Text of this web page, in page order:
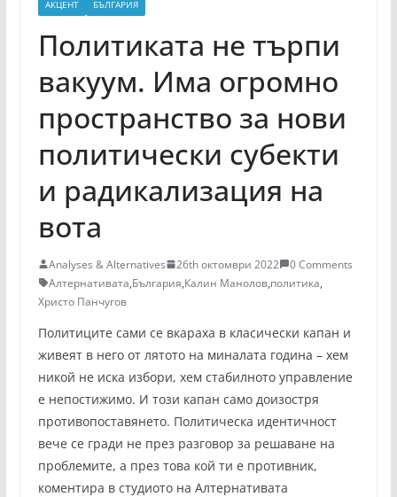
АКЦЕНТ БЪЛГАРИЯ
Политиката не търпи
вакуум. Има огромно
пространство за нови
политически субекти
и радикализация на
вота
Analyses & Alternatives 26th октомври 2022
0 Comments
Алтернативата,България,Калин Манолов,политика,
Христо Панчугов
Политиците сами се вкараха в класически капан и
живеят в него от лятото на миналата година – хем
никой не иска избори, хем стабилното управление
е непостижимо. И този капан само доизостря
противопоставянето. Политическа идентичност
вече се гради не през разговор за решаване на
проблемите, а през това кой ти е противник,
коментира в студиото на Алтернативата